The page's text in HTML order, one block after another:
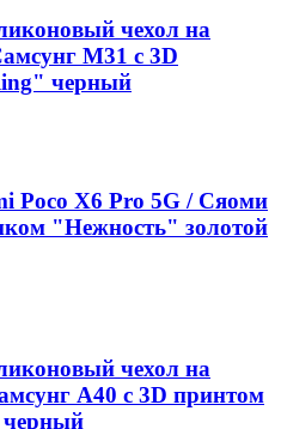
чехол на
М31 с 3D
черный
Poco X6 Pro 5G / Сяоми
"Нежность" золотой
чехол на
А40 с 3D принтом
черный